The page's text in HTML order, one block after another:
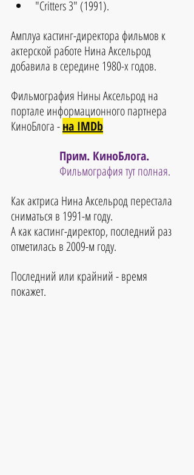
"Critters 3" (1991).
Амплуа кастинг-директора фильмов к
актерской работе Нина Аксельрод
добавила в середине 1980-х годов.
Фильмография Нины Аксельрод на
портале информационного партнера
КиноБлога - на IMDb
Прим. КиноБлога.
Фильмография тут полная.
Как актриса Нина Аксельрод перестала
сниматься в 1991-м году.
А как кастинг-директор, последний раз
отметилась в 2009-м году.
Последний или крайний - время
покажет.